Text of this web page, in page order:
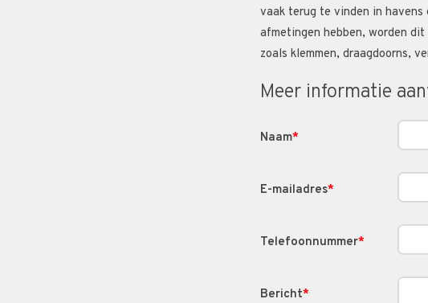
vaak terug te vinden in
afmetingen hebben, worden
zoals klemmen, draagdoorns,
Meer informatie
Naam*
E-mailadres*
Telefoonnummer*
Bericht*